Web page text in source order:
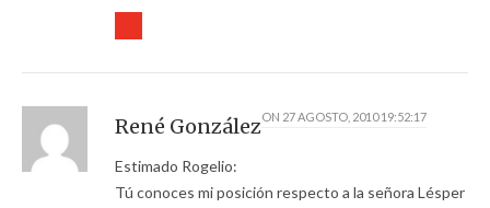
René GonzálezON 27 AGOSTO, 2010 19:52:17
Estimado Rogelio:
Tú conoces mi posición respecto a la señora Lésper